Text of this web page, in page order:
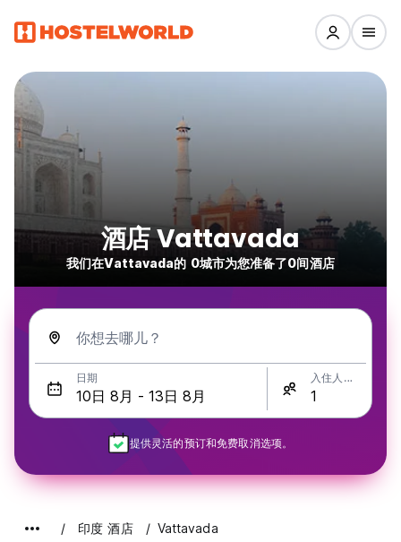
酒店 Vattavada
我们在Vattavada的 0城市为您准备了0间酒店
你想去哪儿？
日期 入住人数
提供灵活的预订和免费取消选项。
印度 酒店 Vattavada